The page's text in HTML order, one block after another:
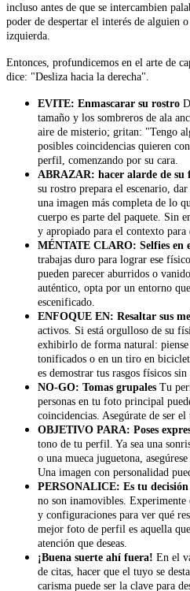
incluso antes de que se intercambien
poder de despertar el interés de alguien
izquierda.
Entonces, profundicemos en el arte de
dice: "Desliza hacia la derecha".
EVITE: Enmascarar su rostro
tamaño y los sombreros de ala
aire de misterio; gritan: "Tengo
posibles coincidencias quieren
perfil, comenzando por su cara.
ABRAZAR: hacer alarde de su
su rostro prepara el escenario,
una imagen más completa de lo
cuerpo es parte del paquete. Sin
y apropiado para el contexto para
MÉNTATE CLARO: Selfies en
trabajas duro para lograr ese
pueden parecer aburridos o
auténtico, opta por un entorno
escenificado.
ENFOQUE EN: Resaltar sus
activos. Si está orgulloso de su
exhibirlo de forma natural:
tonificados o en un tiro en
es demostrar tus rasgos físicos sin
NO-GO: Tomas grupales Tu
personas en tu foto principal
coincidencias. Asegúrate de ser
OBJETIVO PARA: Poses
tono de tu perfil. Ya sea una
o una mueca juguetona,
Una imagen con personalidad
PERSONALICE: Es tu decisión
no son inamovibles. Experimente
y configuraciones para ver qué
mejor foto de perfil es aquella
atención que deseas.
¡Buena suerte ahí fuera! En el
de citas, hacer que el tuyo se
carisma puede ser la clave para